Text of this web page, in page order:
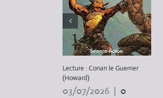
Lecture : Conan le Guerrier
(Howard)
03/07/2026 | 0